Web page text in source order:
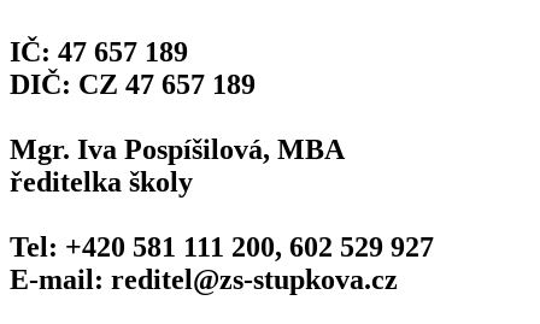
IČ: 47 657 189
DIČ: CZ 47 657 189
Mgr. Iva Pospíšilová, MBA
ředitelka školy
Tel: +420 581 111 200, 602 529 927
E-mail: reditel@zs-stupkova.cz